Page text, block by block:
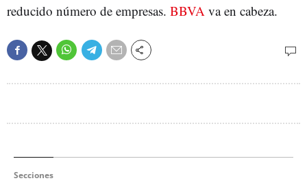
reducido número de empresas. BBVA va en cabeza.
Secciones